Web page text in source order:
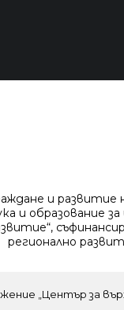
и
и образование
регионално
„Център за